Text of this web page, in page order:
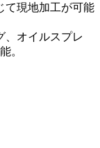
て現地加工が可能
、オイルスプレ
。